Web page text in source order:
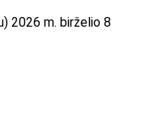
2026 m. birželio 8